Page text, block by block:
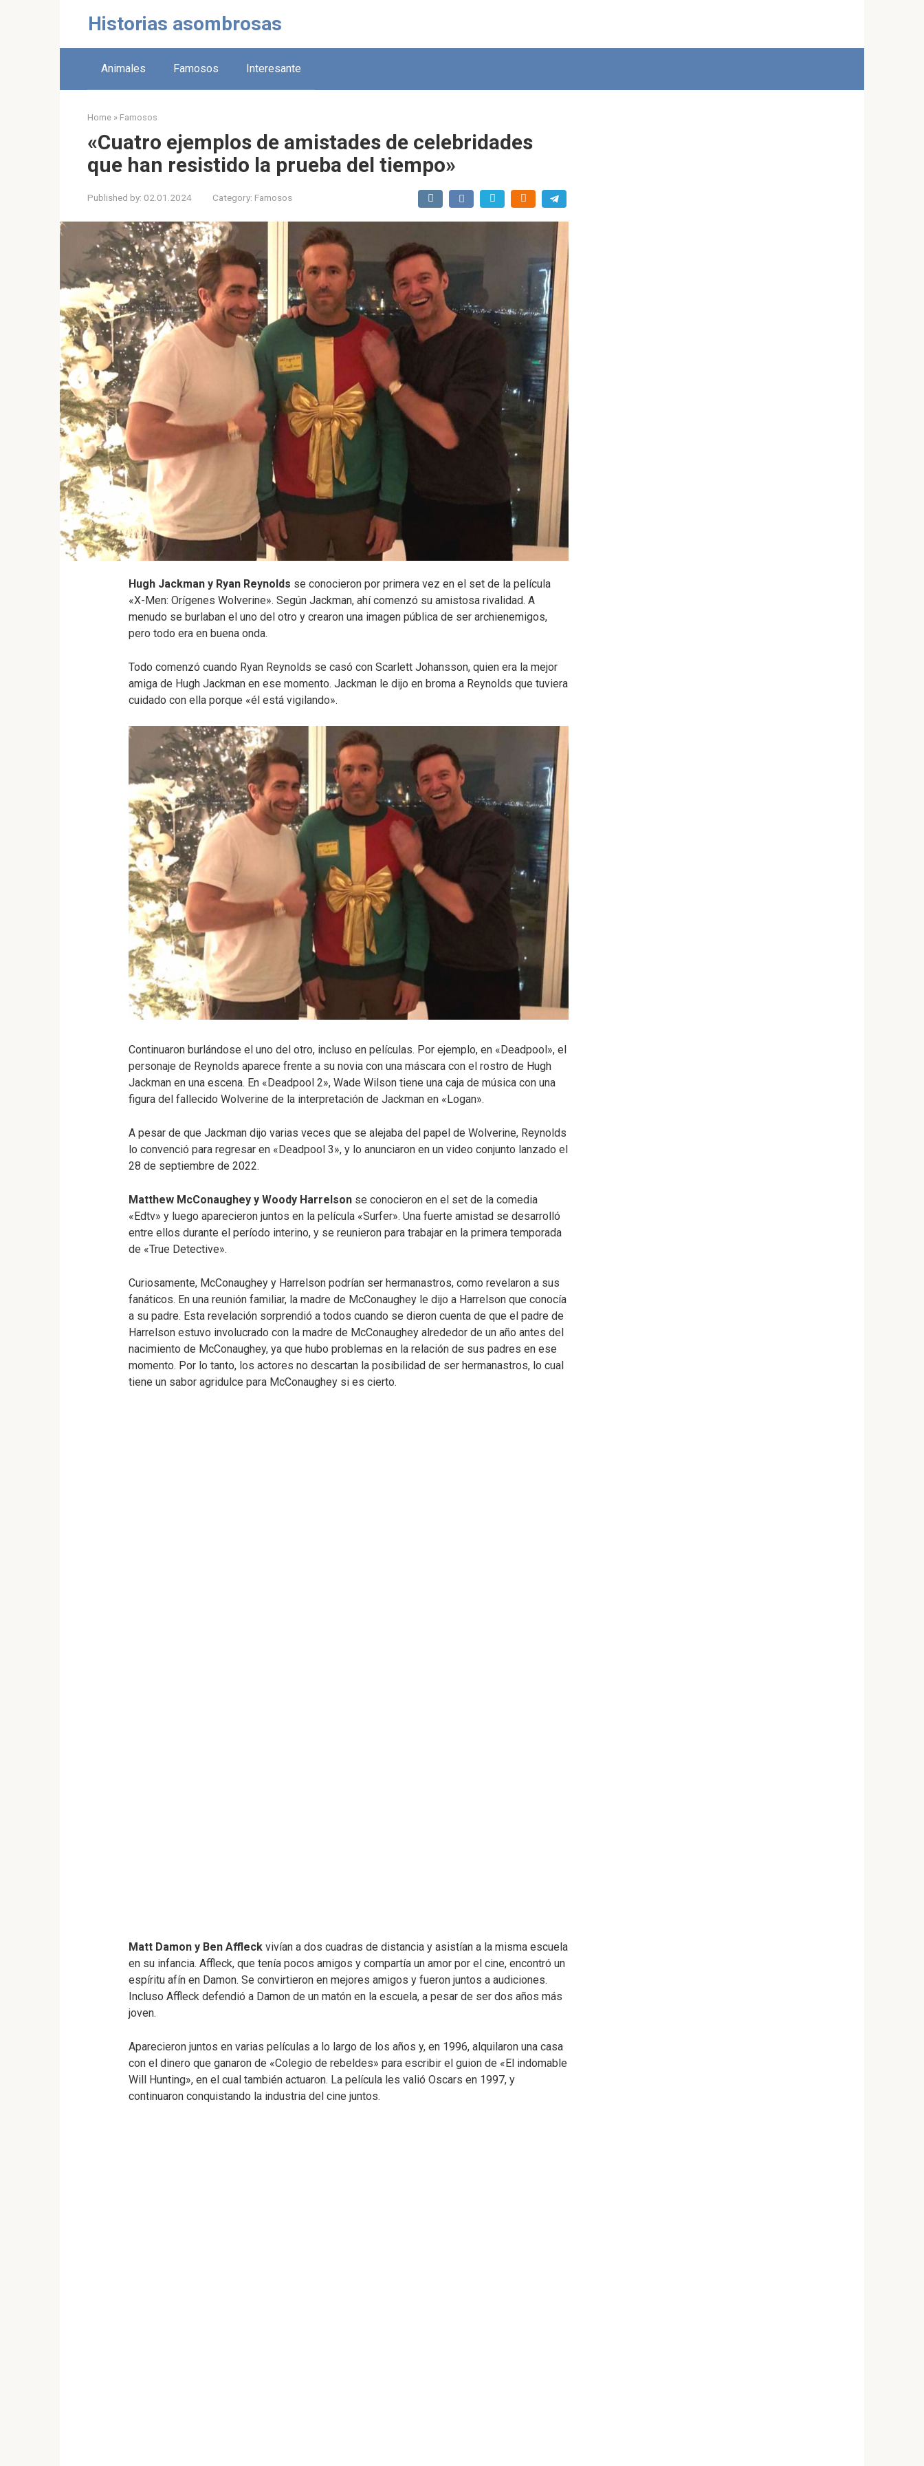
Historias asombrosas
Animales Famosos Interesante
Home » Famosos
«Cuatro ejemplos de amistades de celebridades
que han resistido la prueba del tiempo»
Published by: 02.01.2024 Category: Famosos
Hugh Jackman y Ryan Reynolds se conocieron por primera vez en el set de la película
«X-Men: Orígenes Wolverine». Según Jackman, ahí comenzó su amistosa rivalidad. A
menudo se burlaban el uno del otro y crearon una imagen pública de ser archienemigos,
pero todo era en buena onda.
Todo comenzó cuando Ryan Reynolds se casó con Scarlett Johansson, quien era la mejor
amiga de Hugh Jackman en ese momento. Jackman le dijo en broma a Reynolds que tuviera
cuidado con ella porque «él está vigilando».
Continuaron burlándose el uno del otro, incluso en películas. Por ejemplo, en «Deadpool», el
personaje de Reynolds aparece frente a su novia con una máscara con el rostro de Hugh
Jackman en una escena. En «Deadpool 2», Wade Wilson tiene una caja de música con una
figura del fallecido Wolverine de la interpretación de Jackman en «Logan».
A pesar de que Jackman dijo varias veces que se alejaba del papel de Wolverine, Reynolds
lo convenció para regresar en «Deadpool 3», y lo anunciaron en un video conjunto lanzado el
28 de septiembre de 2022.
Matthew McConaughey y Woody Harrelson se conocieron en el set de la comedia
«Edtv» y luego aparecieron juntos en la película «Surfer». Una fuerte amistad se desarrolló
entre ellos durante el período interino, y se reunieron para trabajar en la primera temporada
de «True Detective».
Curiosamente, McConaughey y Harrelson podrían ser hermanastros, como revelaron a sus
fanáticos. En una reunión familiar, la madre de McConaughey le dijo a Harrelson que conocía
a su padre. Esta revelación sorprendió a todos cuando se dieron cuenta de que el padre de
Harrelson estuvo involucrado con la madre de McConaughey alrededor de un año antes del
nacimiento de McConaughey, ya que hubo problemas en la relación de sus padres en ese
momento. Por lo tanto, los actores no descartan la posibilidad de ser hermanastros, lo cual
tiene un sabor agridulce para McConaughey si es cierto.
Matt Damon y Ben Affleck vivían a dos cuadras de distancia y asistían a la misma escuela
en su infancia. Affleck, que tenía pocos amigos y compartía un amor por el cine, encontró un
espíritu afín en Damon. Se convirtieron en mejores amigos y fueron juntos a audiciones.
Incluso Affleck defendió a Damon de un matón en la escuela, a pesar de ser dos años más
joven.
Aparecieron juntos en varias películas a lo largo de los años y, en 1996, alquilaron una casa
con el dinero que ganaron de «Colegio de rebeldes» para escribir el guion de «El indomable
Will Hunting», en el cual también actuaron. La película les valió Oscars en 1997, y
continuaron conquistando la industria del cine juntos.